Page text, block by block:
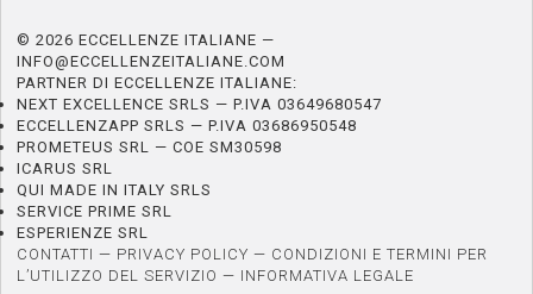
© 2026 ECCELLENZE ITALIANE —
INFO@ECCELLENZEITALIANE.COM
PARTNER DI ECCELLENZE ITALIANE:
NEXT EXCELLENCE SRLS — P.IVA 03649680547
ECCELLENZAPP SRLS — P.IVA 03686950548
PROMETEUS SRL — COE SM30598
ICARUS SRL
QUI MADE IN ITALY SRLS
SERVICE PRIME SRL
ESPERIENZE SRL
CONTATTI — PRIVACY POLICY — CONDIZIONI E TERMINI PER
L’UTILIZZO DEL SERVIZIO — INFORMATIVA LEGALE